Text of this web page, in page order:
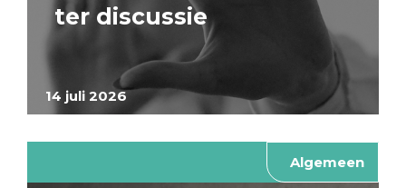
14 juli 2026
ter discussie
Algemeen